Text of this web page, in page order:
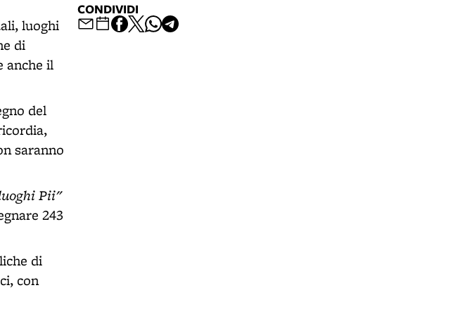
luoghi
di
anche il
del
saranno
Pii"
243
di
con
CONDIVIDI